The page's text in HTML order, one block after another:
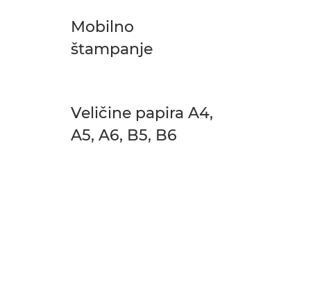
Mobilno
štampanje
Veličine papira A4,
A5, A6, B5, B6